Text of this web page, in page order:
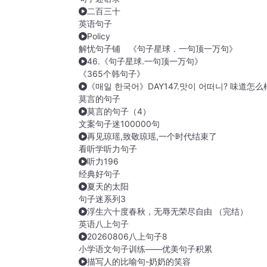
二百三十
英语句子
Policy
解忧句子铺 《句子星球．一句顶一万句》
46.《句子星球.一句顶一万句》
《365个韩句子》
《매일 한국어》DAY147.맛이 어떠니? 味道怎么
莫言的句子
莫言的句子（4）
文案句子迷100000句
再见琼瑶,致敬琼瑶,一个时代结束了
看听学听力句子
听力196
经典好句子
夏天的太阳
句子迷系列3
浮生六十度春秋，无辱无荣尽自由 （完结）
英语八上句子
20260806八上句子8
小学语文句子训练——优美句子积累
描写人的比喻句-奶奶的笑容